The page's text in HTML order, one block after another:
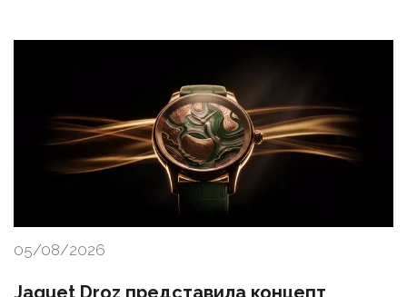
05/08/2026